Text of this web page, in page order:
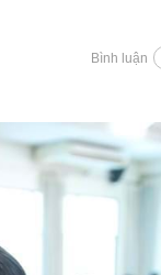
Bình luận